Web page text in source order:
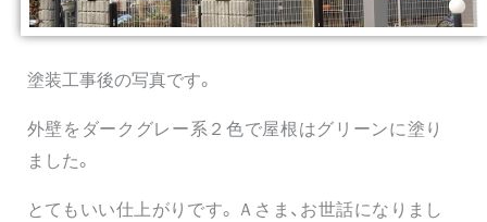
塗装工事後の写真です。
外壁をダークグレー系２色で屋根はグリーンに塗り
ました。
とてもいい仕上がりです。Ａさま、お世話になりまし